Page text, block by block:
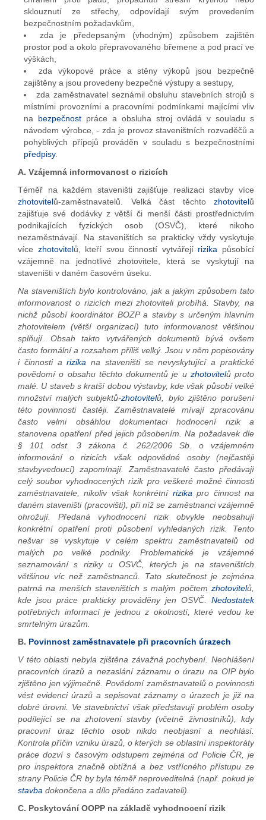
sklouznutí ze střechy, odpovídají svým provedením
bezpečnostním požadavkům,
zda je předepsaným (vhodným) způsobem zajištěn
prostor pod a okolo přepravovaného břemene a pod prací ve
výškách,
zda výkopové práce a stěny výkopů jsou bezpečně
zajištěny a jsou provedeny bezpečné výstupy a sestupy,
zda zaměstnavatel seznámil obsluhu stavebních strojů s
místními provozními a pracovními podmínkami majícími vliv
na bezpečnost práce a obsluha stroj ovládá v souladu s
návodem výrobce, - zda je provoz staveništních rozvaděčů a
pohyblivých přípojů prováděn v souladu s bezpečnostními
předpisy.
A. Vzájemná informovanost o rizicích
Téměř na každém staveništi zajišťuje realizaci stavby více
zhotovitelů-zaměstnavatelů. Velká část těchto zhotovitelů
zajišťuje své dodávky z větší či menší části prostřednictvím
podnikajících fyzických osob (OSVČ), které nikoho
nezaměstnávají. Na staveništích se prakticky vždy vyskytuje
více zhotovitelů, kteří svou činností vytvářejí rizika působící
vzájemně na jednotlivé zhotovitele, která se vyskytují na
staveništi v daném časovém úseku.
Na staveništích bylo kontrolováno, jak a jakým způsobem tato
informovanost o rizicích mezi zhotoviteli probíhá. Stavby, na
nichž působí koordinátor BOZP a stavby s určeným hlavním
zhotovitelem (větší organizací) tuto informovanost většinou
splňují. Obsah takto vytvářených dokumentů bývá ovšem
často formální a rozsahem příliš velký. Jsou v něm popisovány
i činnosti arizika na staveništi se nevyskytující a praktické
povědomí o obsahu těchto dokumentů je u zhotovitelů proto
malé. U staveb s kratší dobou výstavby, kde však působí velké
množství malých subjektů-zhotovitelů, bylo zjištěno porušení
této povinnosti častěji. Zaměstnavatelé mívají zpracovánu
často velmi obsáhlou dokumentaci hodnocení rizik a
stanovena opatření před jejich působením. Na požadavek dle
§ 101 odst. 3 zákona č. 262/2006 Sb. o vzájemném
informování o rizicích však odpovědné osoby (nejčastěji
stavbyvedoucí) zapomínají. Zaměstnavatelé často předávají
celý soubor vyhodnocených rizik pro veškeré možné činnosti
zaměstnavatele, nikoliv však konkrétní rizika pro činnost na
daném staveništi (pracovišti), při níž se zaměstnanci vzájemně
ohrožují. Předaná vyhodnocení rizik obvykle neobsahují
konkrétní opatření proti působení vyhledaných rizik. Tento
nešvar se vyskytuje v celém spektru zaměstnavatelů od
malých po velké podniky. Problematické je vzájemné
seznamování s riziky u OSVČ, kterých je na staveništích
většinou víc než zaměstnanců. Tato skutečnost je zejména
patrná na menších staveništích s malým počtem zhotovitelů,
kde jsou práce prakticky prováděny jen OSVČ. Nedostatek
potřebných informací je jednou z okolností, které vedou ke
smrtelným úrazům.
B. Povinnost zaměstnavatele při pracovních úrazech
V této oblasti nebyla zjištěna závažná pochybení. Neohlášení
pracovních úrazů a nezaslání záznamu o úrazu na OIP bylo
zjištěno jen výjimečně. Povědomí zaměstnavatelů o povinnosti
vést evidenci úrazů a sepisovat záznamy o úrazech je již na
dobré úrovni. Ve stavebnictví však představují problém osoby
podílející se na zhotovení stavby (včetně živnostníků), kdy
pracovní úraz těchto osob nikdo neobjasní a neohlásí.
Kontrola příčin vzniku úrazů, o kterých se oblastní inspektoráty
práce dozví s časovým odstupem zejména od Policie ČR, je
pro inspektora značně obtížná a bez vstřícného přístupu ze
strany Policie ČR by byla téměř neproveditelná (např. pokud je
stavba dokončena a dílo předáno zadavateli).
C. Poskytování OOPP na základě vyhodnocení rizik